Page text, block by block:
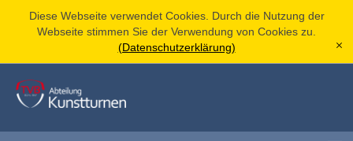
Diese Webseite verwendet Cookies. Durch die Nutzung der
Webseite stimmen Sie der Verwendung von Cookies zu.
(Datenschutzerklärung)
[x]